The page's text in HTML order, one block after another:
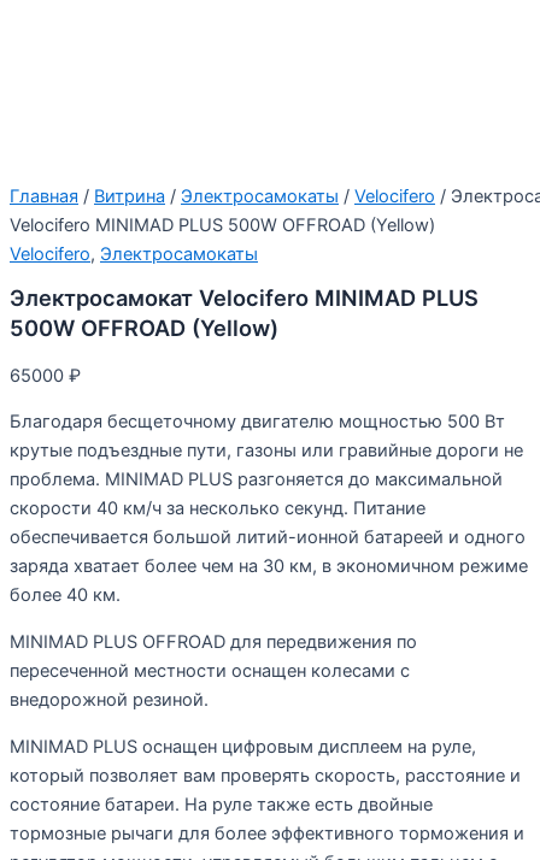
Главная / Витрина / Электросамокаты / Velocifero /
Velocifero MINIMAD PLUS 500W OFFROAD (Yellow)
Velocifero, Электросамокаты
Электросамокат Velocifero MINIMAD PLUS
500W OFFROAD (Yellow)
65000 ₽
Благодаря бесщеточному двигателю мощностью 500 Вт
крутые подъездные пути, газоны или гравийные дороги не
проблема. MINIMAD PLUS разгоняется до максимальной
скорости 40 км/ч за несколько секунд. Питание
обеспечивается большой литий-ионной батареей и одного
заряда хватает более чем на 30 км, в экономичном режиме
более 40 км.
MINIMAD PLUS OFFROAD для передвижения по
пересеченной местности оснащен колесами с
внедорожной резиной.
MINIMAD PLUS оснащен цифровым дисплеем на руле,
который позволяет вам проверять скорость, расстояние и
состояние батареи. На руле также есть двойные
тормозные рычаги для более эффективного торможения и